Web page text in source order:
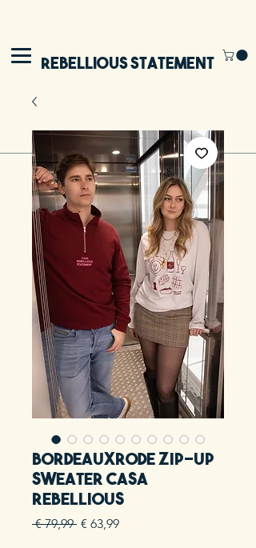
Rebellious Statement
Bordeauxrode Zip-up
Sweater Casa
Rebellious
€ 79,99 Normale
€ 63,99Verkoopprijs